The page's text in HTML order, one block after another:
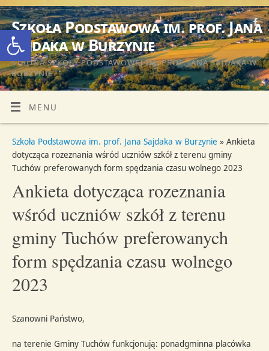
Otwórz pasek narzędzi
Szkoła Podstawowa im. prof. Jana
Sajdaka w Burzynie
STRONA SZKOŁY PODSTAWOWEJ IM. PROF. JANA SAJDAKA W
BURZYNIE
MENU
Szkoła Podstawowa im. prof. Jana Sajdaka w Burzynie » Ankieta
dotycząca rozeznania wśród uczniów szkół z terenu gminy
Tuchów preferowanych form spędzania czasu wolnego 2023
Ankieta dotycząca rozeznania
wśród uczniów szkół z terenu
gminy Tuchów preferowanych
form spędzania czasu wolnego
2023
Szanowni Państwo,
na terenie Gminy Tuchów funkcjonują: ponadgminna placówka